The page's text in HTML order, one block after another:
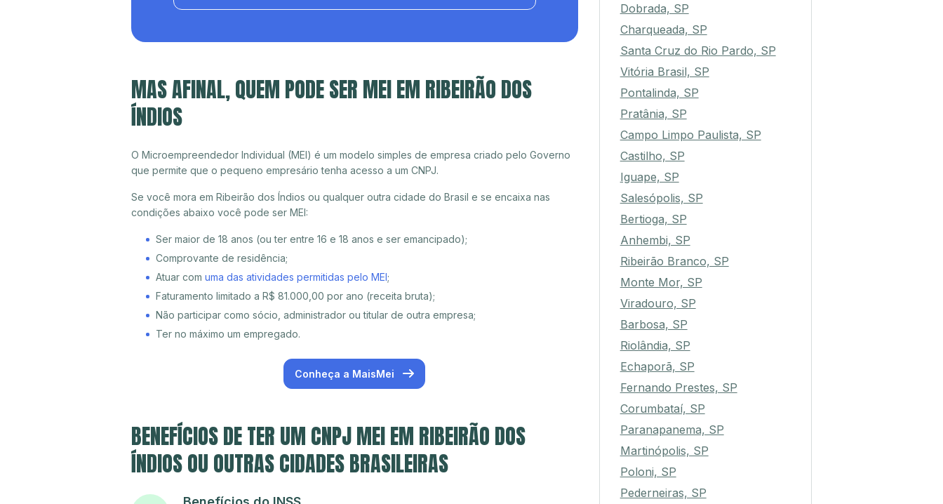
MAS AFINAL, QUEM PODE SER MEI EM RIBEIRÃO DOS
ÍNDIOS
O Microempreendedor Individual (MEI) é um modelo simples de empresa criado pelo Governo
que permite que o pequeno empresário tenha acesso a um CNPJ.
Se você mora em Ribeirão dos Índios ou qualquer outra cidade do Brasil e se encaixa nas
condições abaixo você pode ser MEI:
Ser maior de 18 anos (ou ter entre 16 e 18 anos e ser emancipado);
Comprovante de residência;
Atuar com uma das atividades permitidas pelo MEI;
Faturamento limitado a R$ 81.000,00 por ano (receita bruta);
Não participar como sócio, administrador ou titular de outra empresa;
Ter no máximo um empregado.
Conheça a MaisMei
BENEFÍCIOS DE TER UM CNPJ MEI EM RIBEIRÃO DOS
ÍNDIOS OU OUTRAS CIDADES BRASILEIRAS
Dobrada, SP
Charqueada, SP
Santa Cruz do Rio Pardo, SP
Vitória Brasil, SP
Pontalinda, SP
Pratânia, SP
Campo Limpo Paulista, SP
Castilho, SP
Iguape, SP
Salesópolis, SP
Bertioga, SP
Anhembi, SP
Ribeirão Branco, SP
Monte Mor, SP
Viradouro, SP
Barbosa, SP
Riolândia, SP
Echaporã, SP
Fernando Prestes, SP
Corumbataí, SP
Paranapanema, SP
Martinópolis, SP
Poloni, SP
Pederneiras, SP